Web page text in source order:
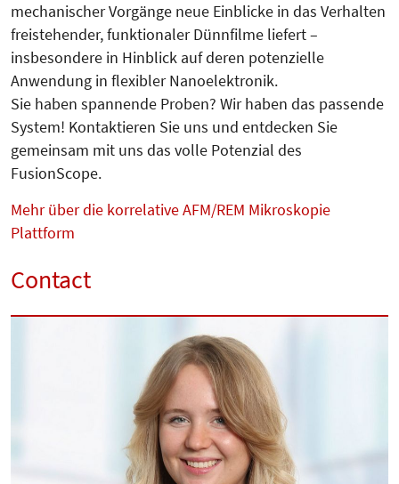
mechanischer Vorgänge neue Einblicke in das Verhalten
freistehender, funktionaler Dünnfilme liefert –
insbesondere in Hinblick auf deren potenzielle
Anwendung in flexibler Nanoelektronik.
Sie haben spannende Proben? Wir haben das passende
System! Kontaktieren Sie uns und entdecken Sie
gemeinsam mit uns das volle Potenzial des
FusionScope.
Mehr über die korrelative AFM/REM Mikroskopie
Plattform
Contact